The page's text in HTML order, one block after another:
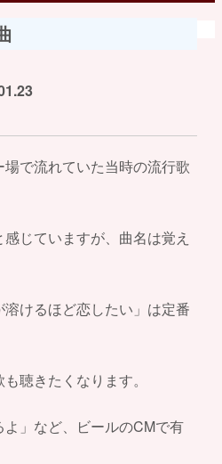
で流れていた当時の流行歌
じていますが、曲名は覚え
けるほど恋したい」は定番
聴きたくなります。
よ」など、ビールのCMで有